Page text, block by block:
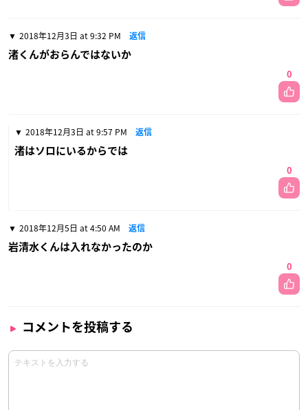
2018年12月3日 at 9:32 PM 返信
渚くんがおらんではないか
0
2018年12月3日 at 9:57 PM 返信
渚はソロにいるからでは
0
2018年12月5日 at 4:50 AM 返信
岩清水くんは入れなかったのか
0
コメントを投稿する